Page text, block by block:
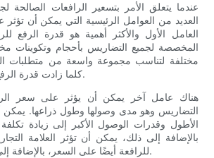
عندما يتعلق الأمر بتسعير الرافعات الصالحة
العديد من العوامل الرئيسية التي يمكن أن تؤثر
العامل الأول والأكثر أهمية هو قدرة الرفع
المخصصة لجميع التضاريس بأحجام وتكوينات
مختلفة لتناسب مجموعة واسعة من متطلبات
كلما زادت قدرة الرفع، ارتفع سعر الرافعة.
هناك عامل آخر يمكن أن يؤثر على سعر
التضاريس وهو مدى وصولها وطول ذراعها. يمكن
الأطول وقدرات الوصول الأكبر إلى زيادة
بالإضافة إلى ذلك، يمكن أن تؤثر العلامة
للرافعة أيضًا على السعر، بالإضافة إلى عمر وحالة المعدات.